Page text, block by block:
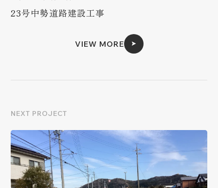
23号中勢道路建設工事
VIEW MORE
NEXT PROJECT